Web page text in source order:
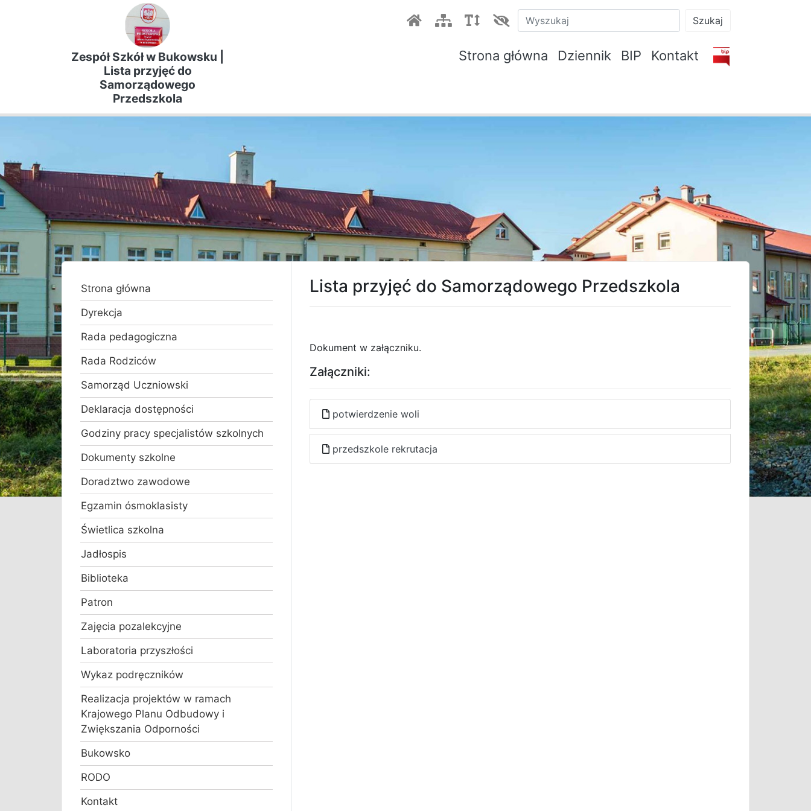
Zespół Szkół w Bukowsku |
Lista przyjęć do
Samorządowego
Przedszkola
Szukaj
Strona główna Dziennik BIP Kontakt
Strona główna
Dyrekcja
Rada pedagogiczna
Rada Rodziców
Samorząd Uczniowski
Deklaracja dostępności
Godziny pracy specjalistów szkolnych
Dokumenty szkolne
Doradztwo zawodowe
Egzamin ósmoklasisty
Świetlica szkolna
Jadłospis
Biblioteka
Patron
Zajęcia pozalekcyjne
Laboratoria przyszłości
Wykaz podręczników
Realizacja projektów w ramach
Krajowego Planu Odbudowy i
Zwiększania Odporności
Bukowsko
RODO
Kontakt
Lista przyjęć do Samorządowego Przedszkola
Dokument w załączniku.
Załączniki:
potwierdzenie woli
przedszkole rekrutacja